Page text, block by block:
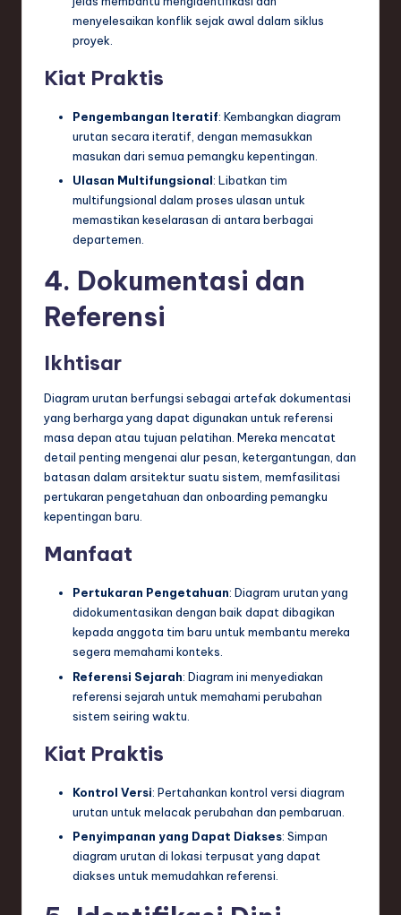
menyelesaikan konflik sejak awal dalam siklus
proyek.
Kiat Praktis
Pengembangan Iteratif: Kembangkan diagram
urutan secara iteratif, dengan memasukkan
masukan dari semua pemangku kepentingan.
Ulasan Multifungsional: Libatkan tim
multifungsional dalam proses ulasan untuk
memastikan keselarasan di antara berbagai
departemen.
4. Dokumentasi dan
Referensi
Ikhtisar
Diagram urutan berfungsi sebagai artefak dokumentasi
yang berharga yang dapat digunakan untuk referensi
masa depan atau tujuan pelatihan. Mereka mencatat
detail penting mengenai alur pesan, ketergantungan, dan
batasan dalam arsitektur suatu sistem, memfasilitasi
pertukaran pengetahuan dan onboarding pemangku
kepentingan baru.
Manfaat
Pertukaran Pengetahuan: Diagram urutan yang
didokumentasikan dengan baik dapat dibagikan
kepada anggota tim baru untuk membantu mereka
segera memahami konteks.
Referensi Sejarah: Diagram ini menyediakan
referensi sejarah untuk memahami perubahan
sistem seiring waktu.
Kiat Praktis
Kontrol Versi: Pertahankan kontrol versi diagram
urutan untuk melacak perubahan dan pembaruan.
Penyimpanan yang Dapat Diakses: Simpan
diagram urutan di lokasi terpusat yang dapat
diakses untuk memudahkan referensi.